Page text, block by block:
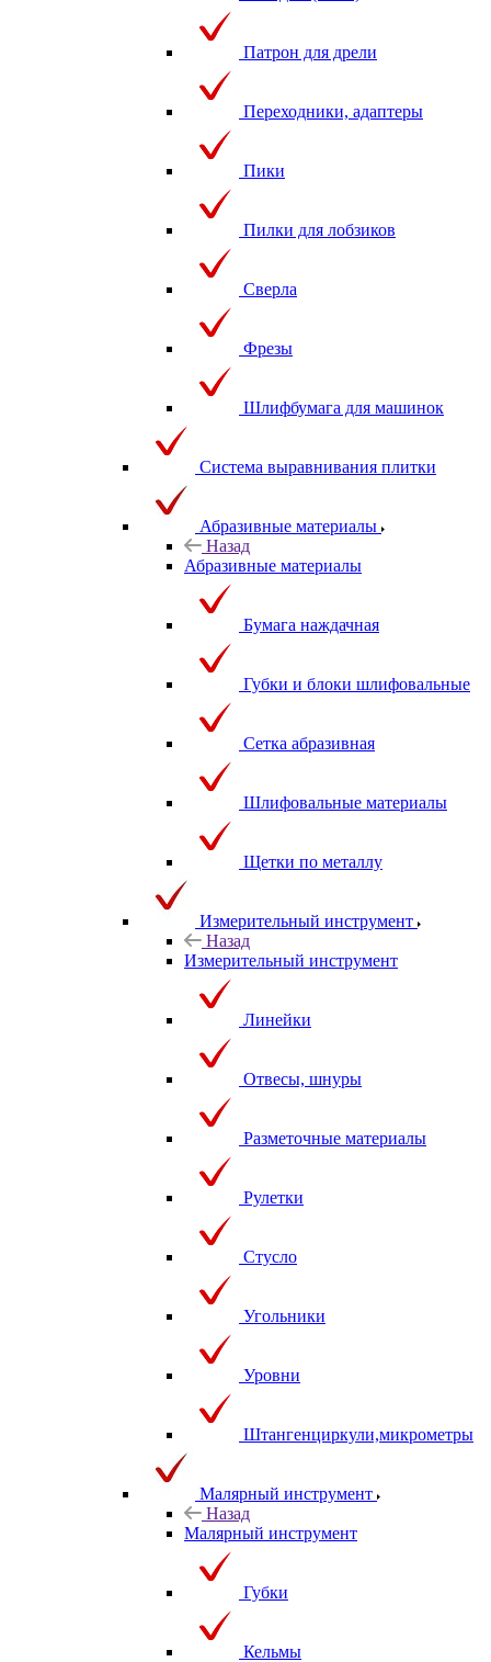
Патрон для дрели
Переходники, адаптеры
Пики
Пилки для лобзиков
Сверла
Фрезы
Шлифбумага для машинок
Система выравнивания плитки
Абразивные материалы
Назад
Абразивные материалы
Бумага наждачная
Губки и блоки шлифовальные
Сетка абразивная
Шлифовальные материалы
Щетки по металлу
Измерительный инструмент
Назад
Измерительный инструмент
Линейки
Отвесы, шнуры
Разметочные материалы
Рулетки
Стусло
Угольники
Уровни
Штангенциркули,микрометры
Малярный инструмент
Назад
Малярный инструмент
Губки
Кельмы